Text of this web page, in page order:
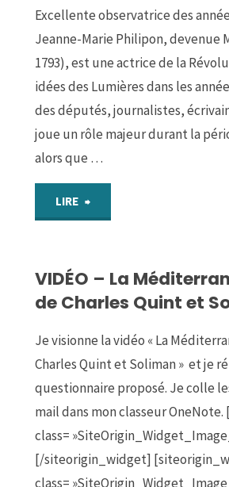
d’un
qui
christianise
?"
Excellente observatrice des
Jeanne-Marie Philipon, devenue
1793), est une actrice de la
idées des Lumières dans les
des députés, journalistes,
joue un rôle majeur durant la
alors que …
LIRE "ATELIER
Etudier
plusieurs
documents
pour
le
VIDÉO – La
de Charles Quint et
Je visionne la vidéo « La
Charles Quint et Soliman » et je
questionnaire proposé. Je colle
mail dans mon classeur
class=
[/siteorigin_widget]
class=